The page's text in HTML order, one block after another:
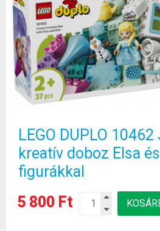
LEGO DUPLO
kreatív doboz Elsa
figurákkal
5 800 Ft